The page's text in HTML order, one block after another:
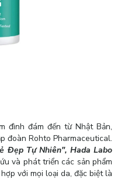
đình đám đến từ Nhật Bản,
đoàn Rohto Pharmaceutical.
Đẹp Tự Nhiên", Hada Labo
và phát triển các sản phẩm
với mọi loại da, đặc biệt là